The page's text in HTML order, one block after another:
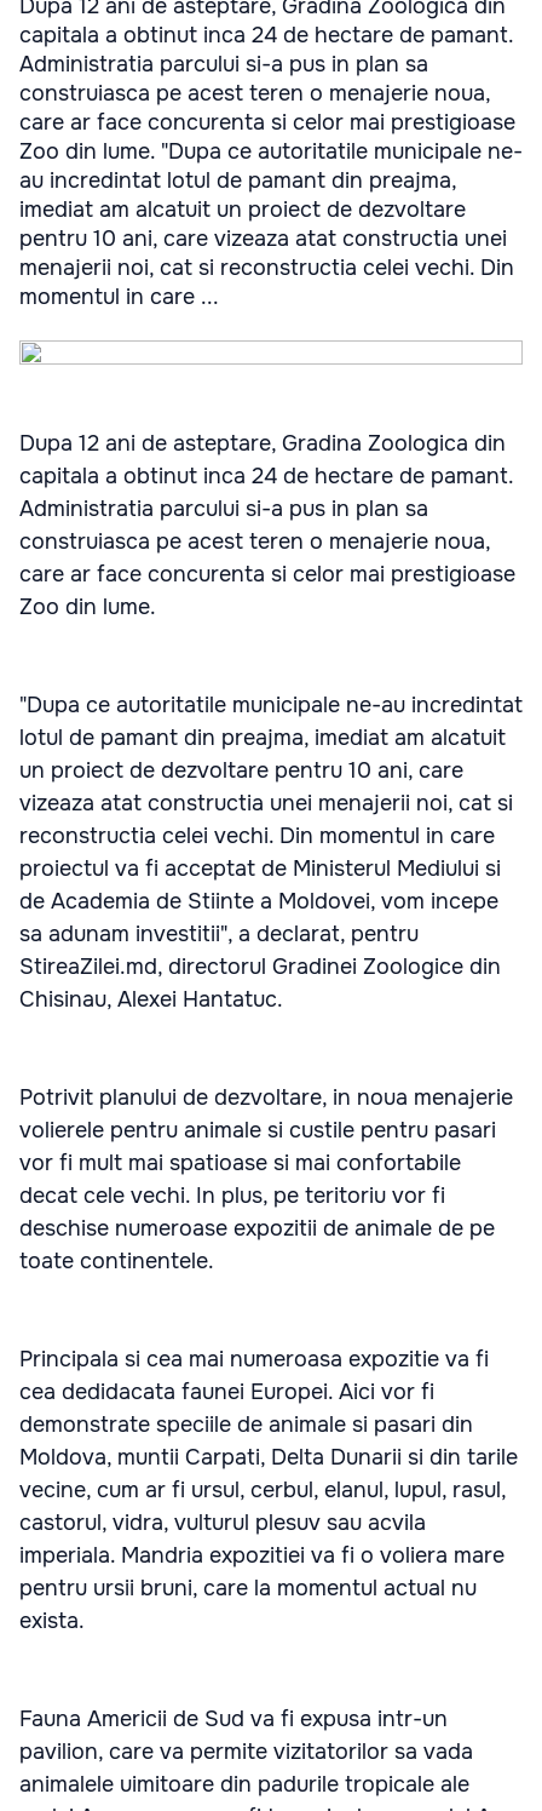
Dupa 12 ani de asteptare, Gradina Zoologica din
capitala a obtinut inca 24 de hectare de pamant.
Administratia parcului si-a pus in plan sa
construiasca pe acest teren o menajerie noua,
care ar face concurenta si celor mai prestigioase
Zoo din lume. "Dupa ce autoritatile municipale ne-
au incredintat lotul de pamant din preajma,
imediat am alcatuit un proiect de dezvoltare
pentru 10 ani, care vizeaza atat constructia unei
menajerii noi, cat si reconstructia celei vechi. Din
momentul in care ...
Dupa 12 ani de asteptare, Gradina Zoologica din
capitala a obtinut inca 24 de hectare de pamant.
Administratia parcului si-a pus in plan sa
construiasca pe acest teren o menajerie noua,
care ar face concurenta si celor mai prestigioase
Zoo din lume.
"Dupa ce autoritatile municipale ne-au incredintat
lotul de pamant din preajma, imediat am alcatuit
un proiect de dezvoltare pentru 10 ani, care
vizeaza atat constructia unei menajerii noi, cat si
reconstructia celei vechi. Din momentul in care
proiectul va fi acceptat de Ministerul Mediului si
de Academia de Stiinte a Moldovei, vom incepe
sa adunam investitii", a declarat, pentru
StireaZilei.md, directorul Gradinei Zoologice din
Chisinau, Alexei Hantatuc.
Potrivit planului de dezvoltare, in noua menajerie
volierele pentru animale si custile pentru pasari
vor fi mult mai spatioase si mai confortabile
decat cele vechi. In plus, pe teritoriu vor fi
deschise numeroase expozitii de animale de pe
toate continentele.
Principala si cea mai numeroasa expozitie va fi
cea dedidacata faunei Europei. Aici vor fi
demonstrate speciile de animale si pasari din
Moldova, muntii Carpati, Delta Dunarii si din tarile
vecine, cum ar fi ursul, cerbul, elanul, lupul, rasul,
castorul, vidra, vulturul plesuv sau acvila
imperiala. Mandria expozitiei va fi o voliera mare
pentru ursii bruni, care la momentul actual nu
exista.
Fauna Americii de Sud va fi expusa intr-un
pavilion, care va permite vizitatorilor sa vada
animalele uimitoare din padurile tropicale ale